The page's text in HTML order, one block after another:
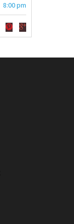
8:00 pm